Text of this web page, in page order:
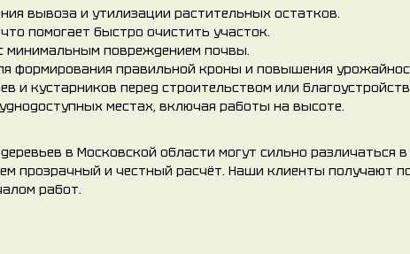
вывоза и утилизации растительных остатков.
помогает быстро очистить участок.
минимальным повреждением почвы.
формирования правильной кроны и повышения
и кустарников перед строительством или
местах, включая работы на высоте.
в Московской области могут сильно различаться
прозрачный и честный расчёт. Наши клиенты получают
работ.